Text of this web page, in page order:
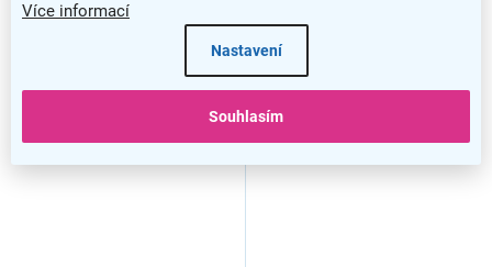
Více informací
Nastavení
Souhlasím